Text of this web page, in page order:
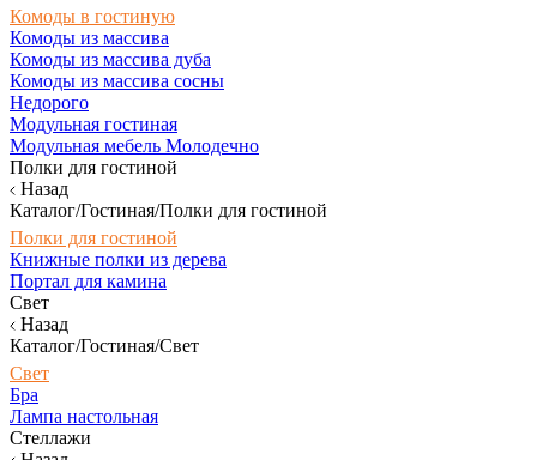
Комоды в гостиную
Комоды из массива
Комоды из массива дуба
Комоды из массива сосны
Недорого
Модульная гостиная
Модульная мебель Молодечно
Полки для гостиной
Назад
Каталог/Гостиная/Полки для гостиной
Полки для гостиной
Книжные полки из дерева
Портал для камина
Свет
Назад
Каталог/Гостиная/Свет
Свет
Бра
Лампа настольная
Стеллажи